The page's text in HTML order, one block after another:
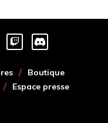
Boutique
Espace presse